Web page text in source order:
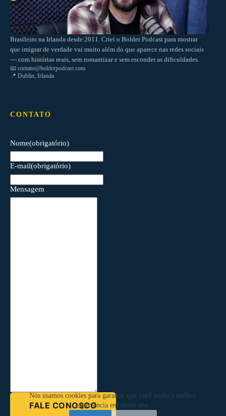
Nós usamos cookies para garantir que você tenha a melhor
experiência em nosso site.
Brasileiro na Irlanda desde 2011. Criei o Bolder Podcast para mostrar
que imigrar de verdade vai muito além do que aparece nas redes sociais
— com histórias reais, sem romantizar e sem esconder as dificuldades.
📧 contato@bolderpodcast.com
📍 Dublin, Irlanda
CONTATO
Nome(obrigatório)
E-mail(obrigatório)
Mensagem
FALE CONOSCO